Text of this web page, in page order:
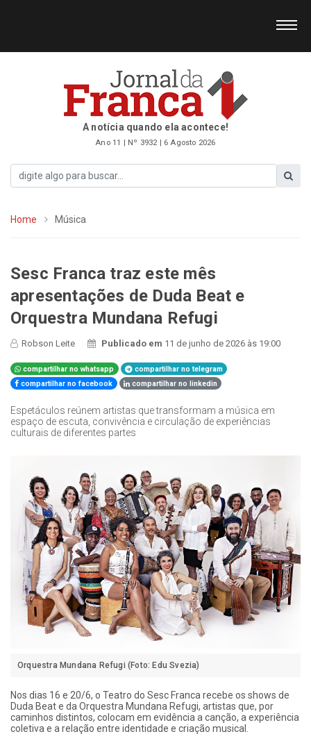
A notícia quando ela acontece!
Ano 11 | Nº 3932 | 6 Agosto 2026
Home Música
Sesc Franca traz este mês
apresentações de Duda Beat e
Orquestra Mundana Refugi
Robson Leite Publicado em 11 de junho de 2026 às 19:00
compartilhar no whatsapp
compartilhar no telegram
compartilhar no facebook
compartilhar no linkedin
Espetáculos reúnem artistas que transformam a música em
espaço de escuta, convivência e circulação de experiências
culturais de diferentes partes
Orquestra Mundana Refugi (Foto: Edu Svezia)
Nos dias 16 e 20/6, o Teatro do Sesc Franca recebe os shows de
Duda Beat e da Orquestra Mundana Refugi, artistas que, por
caminhos distintos, colocam em evidência a canção, a experiência
coletiva e a relação entre identidade e criação musical.